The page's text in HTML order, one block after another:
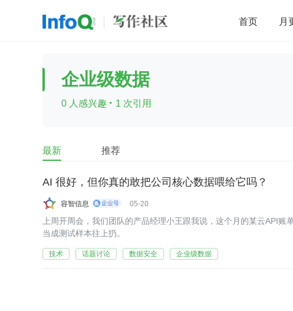
首页 月
前端 AI 大数据
查看更多
企业级数据
0 人感兴趣 · 1 次引用
最新 推荐
AI 很好，但你真的敢把公司核心数据喂给它吗？
容智信息 05-20
上周开周会，我们团队的产品经理小王跟我说，这个月的某云API
当成测试样本往上扔。
技术 话题讨论 数据安全 企业级数据